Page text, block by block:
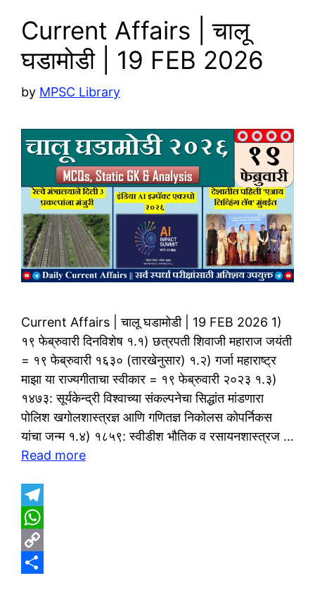
Current Affairs | चालू
घडामोडी | 19 FEB 2026
by MPSC Library
Current Affairs | चालू घडामोडी | 19 FEB 2026 1)
१९ फेब्रुवारी दिनविशेष १.१) छत्रपती शिवाजी महाराज जयंती
= १९ फेब्रुवारी १६३० (तारखेनुसार) १.२) गर्जा महाराष्ट्र
माझा या राज्यगीताचा स्वीकार = १९ फेब्रुवारी २०२३ १.३)
१४७३: सूर्यकेन्द्री विश्वाच्या संकल्पनेचा सिद्धांत मांडणारा
पोलिश खगोलशास्त्रज्ञ आणि गणितज्ञ निकोलस कोपर्निकस
यांचा जन्म १.४) १८५९: स्वीडीश भौतिक व रसायनशास्त्रज …
Read more
T
e
W
h
C